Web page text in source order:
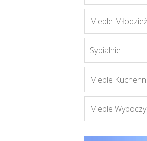
Meble
Sypialnie
Meble
Meble